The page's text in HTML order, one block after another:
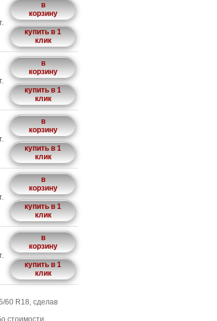
в
корзину
купить в 1
клик
в
корзину
купить в 1
клик
в
корзину
купить в 1
клик
в
корзину
купить в 1
клик
в
корзину
купить в 1
клик
60 R18, сделав
стоимости